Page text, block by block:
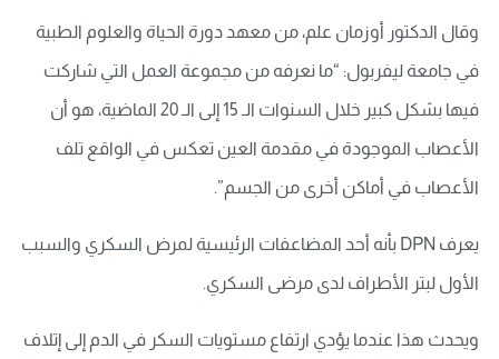
وقال الدكتور أوزمان علم، من معهد دورة الحياة والعلوم الطبية
في جامعة ليفربول: “ما نعرفه من مجموعة العمل التي شاركت
فيها بشكل كبير خلال السنوات الـ 15 إلى الـ 20 الماضية، هو أن
الأعصاب الموجودة في مقدمة العين تعكس في الواقع تلف
الأعصاب في أماكن أخرى من الجسم”.
يعرف DPN بأنه أحد المضاعفات الرئيسية لمرض السكري والسبب
الأول لبتر الأطراف لدى مرضى السكري.
ويحدث هذا عندما يؤدي ارتفاع مستويات السكر في الدم إلى إتلاف